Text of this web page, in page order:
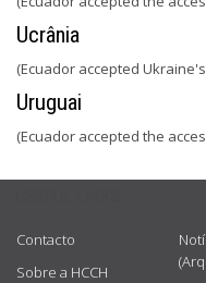
Ucrânia
(Ecuador accepted
Uruguai
(Ecuador accepted the
Contacto
Sobre a HCCH